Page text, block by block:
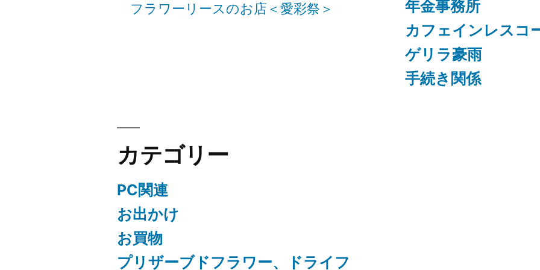
フラワーリースのお店＜愛彩祭＞
年金事務所
カフェインレスコ
ゲリラ豪雨
手続き関係
カテゴリー
PC関連
お出かけ
お買物
プリザーブドフラワー、ドライフ